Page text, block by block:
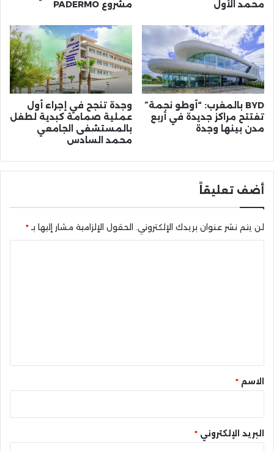
محمد الأول مشروع PADERMO
BYD بالمغرب: “أوطو نجمة”
تفتتح مراكز جديدة في أربع
مدن بينها وجدة
وجدة تنجح في إجراء أول
عملية صمامة كبدية لطفل
بالمستشفى الجامعي
محمد السادس
أضف تعليقاً
لن يتم نشر عنوان بريدك الإلكتروني. الحقول الإلزامية مشار إليها بـ*
* الاسم *
البريد الإلكتروني *